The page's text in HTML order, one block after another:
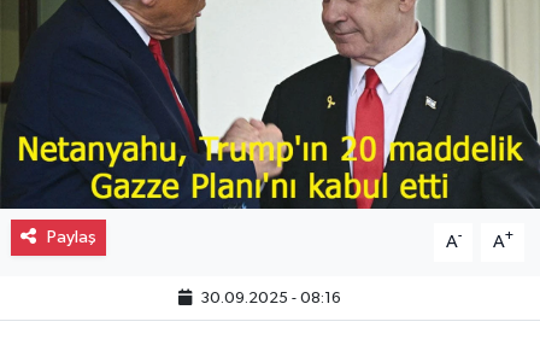
Paylaş A- A+
30.09.2025 - 08:16
Spor